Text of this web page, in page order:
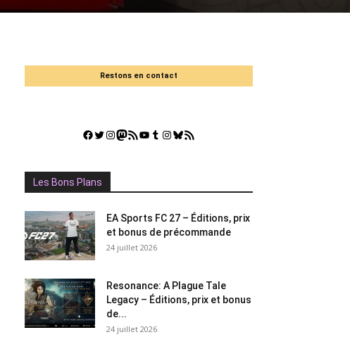
Restons en contact
Facebook
Twitter
Instagram
Mastodon
Flux RSSYouTube
Tumblr
Instagram
Bluesky
GestGame
Les Bons Plans
EA Sports FC 27 – Éditions, prix
et bonus de précommande
24 juillet 2026
Resonance: A Plague Tale
Legacy – Éditions, prix et bonus
de...
24 juillet 2026